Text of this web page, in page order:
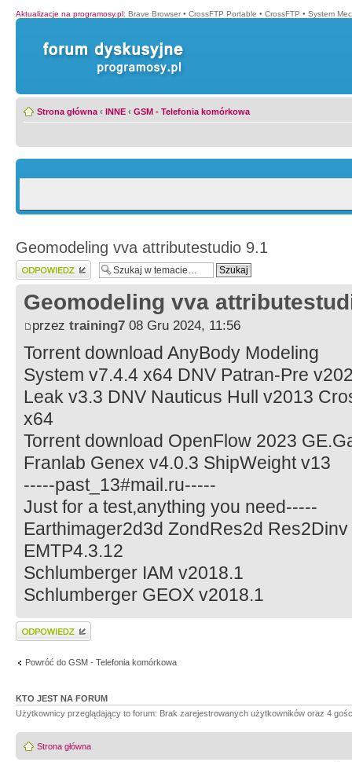
Aktualizacje na programosy.pl: Brave Browser • CrossFTP Portable • CrossFTP • System
Strona główna ‹ INNE ‹ GSM - Telefonia komórkowa
Geomodeling vva attributestudio 9.1
Wyślij odpowiedź
Geomodeling vva
przez training7 08 Gru 2024, 11:56
Torrent download AnyBody Modeling
System v7.4.4 x64 DNV Patran-Pre
Leak v3.3 DNV Nauticus Hull v2013
x64
Torrent download OpenFlow 2023
Franlab Genex v4.0.3 ShipWeight v13
-----past_13#mail.ru-----
Just for a test,anything you need-----
Earthimager2d3d ZondRes2d Res2Dinv
EMTP4.3.12
Schlumberger IAM v2018.1
Schlumberger GEOX v2018.1
Wyślij odpowiedź
Powróć do GSM - Telefonia komórkowa
KTO JEST NA FORUM
Użytkownicy przeglądający to forum: Brak zarejestrowanych użytkowników oraz 4
Strona główna